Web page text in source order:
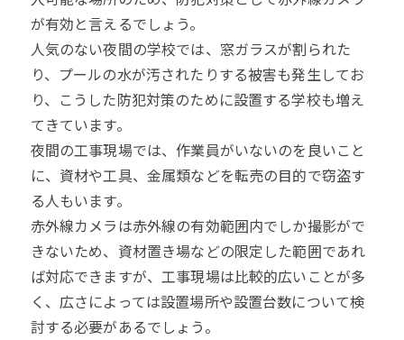
が有効と言えるでしょう。
人気のない夜間の学校では、窓ガラスが割られた
り、プールの水が汚されたりする被害も発生してお
り、こうした防犯対策のために設置する学校も増え
てきています。
夜間の工事現場では、作業員がいないのを良いこと
に、資材や工具、金属類などを転売の目的で窃盗す
る人もいます。
赤外線カメラは赤外線の有効範囲内でしか撮影がで
きないため、資材置き場などの限定した範囲であれ
ば対応できますが、工事現場は比較的広いことが多
く、広さによっては設置場所や設置台数について検
討する必要があるでしょう。